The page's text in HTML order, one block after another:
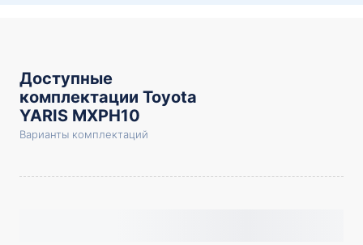
Доступные
комплектации Toyota
YARIS MXPH10
Варианты комплектаций